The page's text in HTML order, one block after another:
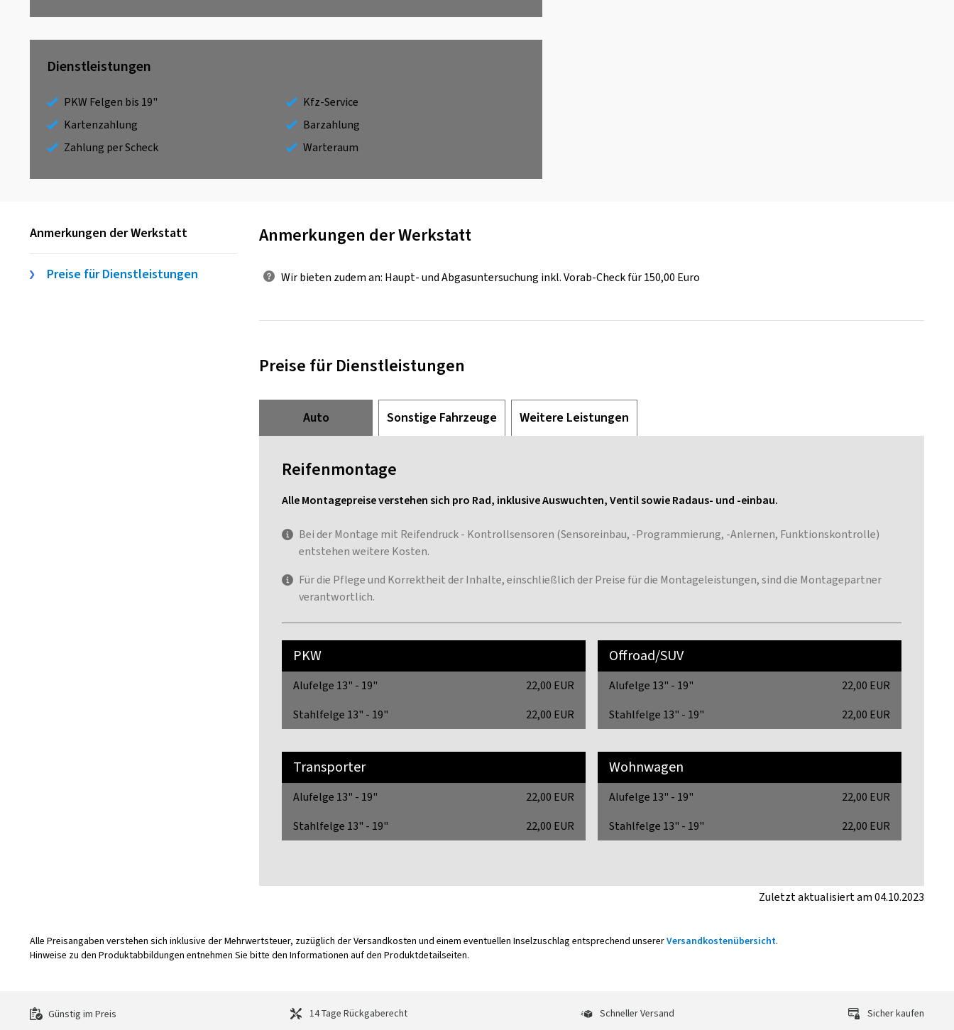
Dienstleistungen
PKW Felgen bis 19"
Kfz-Service
Kartenzahlung
Barzahlung
Zahlung per Scheck
Warteraum
Anmerkungen der Werkstatt
Preise für Dienstleistungen
Anmerkungen der Werkstatt
Wir bieten zudem an: Haupt- und Abgasuntersuchung inkl. Vorab-Check für 150,00 Euro
Preise für Dienstleistungen
Auto Sonstige Fahrzeuge Weitere Leistungen
Reifenmontage
Alle Montagepreise verstehen sich pro Rad, inklusive Auswuchten, Ventil sowie Radaus- und -einbau.
Bei der Montage mit Reifendruck - Kontrollsensoren (Sensoreinbau, -Programmierung, -Anlernen, Funktionskontrolle)
entstehen weitere Kosten.
Für die Pflege und Korrektheit der Inhalte, einschließlich der Preise für die Montageleistungen, sind die Montagepartner
verantwortlich.
PKW
Alufelge 13" - 19"
22,00 EUR
Stahlfelge 13" - 19"
22,00 EUR
Offroad/SUV
Alufelge 13" - 19"
22,00 EUR
Stahlfelge 13" - 19"
22,00 EUR
Transporter
Alufelge 13" - 19"
22,00 EUR
Stahlfelge 13" - 19"
22,00 EUR
Wohnwagen
Alufelge 13" - 19"
22,00 EUR
Stahlfelge 13" - 19"
22,00 EUR
Zuletzt aktualisiert am 04.10.2023
Alle Preisangaben verstehen sich inklusive der Mehrwertsteuer, zuzüglich der Versandkosten und einem eventuellen Inselzuschlag entsprechend unsererVersandkostenübersicht.
Hinweise zu den Produktabbildungen entnehmen Sie bitte den Informationen auf den Produktdetailseiten.
Günstig im Preis 14 Tage Rückgaberecht Schneller Versand Sicher kaufen